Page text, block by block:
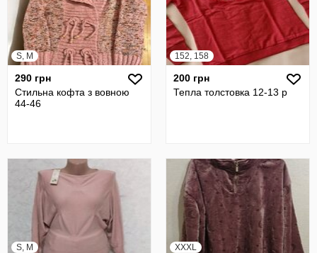
S, M
290 грн
Стильна кофта з вовною
44-46
152, 158
200 грн
Тепла толстовка 12-13 р
S, M XXXL